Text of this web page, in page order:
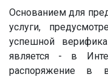
Основанием для
услуги,
успешной
является - в
распоряжение в